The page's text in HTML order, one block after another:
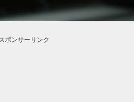
スポンサーリンク